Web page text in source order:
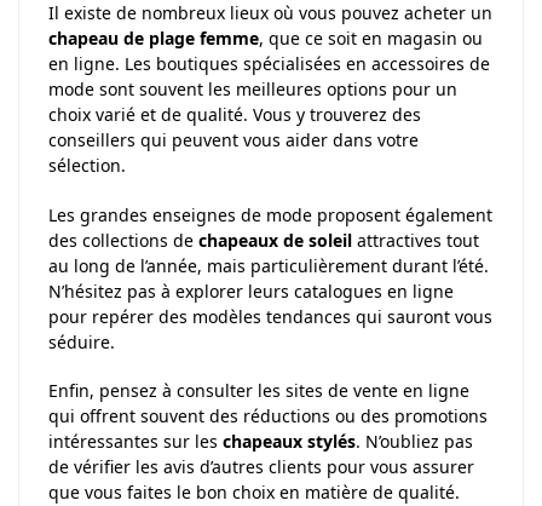
Il existe de nombreux lieux où vous pouvez acheter un
chapeau de plage femme, que ce soit en magasin ou
en ligne. Les boutiques spécialisées en accessoires de
mode sont souvent les meilleures options pour un
choix varié et de qualité. Vous y trouverez des
conseillers qui peuvent vous aider dans votre
sélection.
Les grandes enseignes de mode proposent également
des collections de chapeaux de soleil attractives tout
au long de l’année, mais particulièrement durant l’été.
N’hésitez pas à explorer leurs catalogues en ligne
pour repérer des modèles tendances qui sauront vous
séduire.
Enfin, pensez à consulter les sites de vente en ligne
qui offrent souvent des réductions ou des promotions
intéressantes sur les chapeaux stylés. N’oubliez pas
de vérifier les avis d’autres clients pour vous assurer
que vous faites le bon choix en matière de qualité.